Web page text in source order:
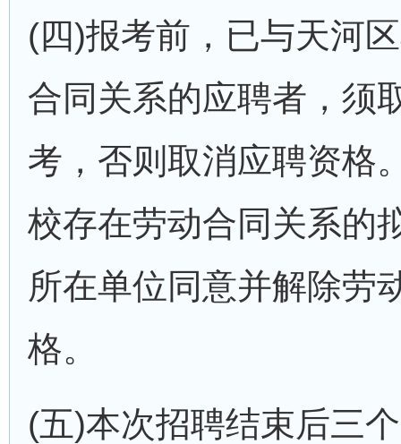
(四)报考前，已与天河
合同关系的应聘者，须
考，否则取消应聘资格
校存在劳动合同关系的
所在单位同意并解除劳
格。
(五)本次招聘结束后三